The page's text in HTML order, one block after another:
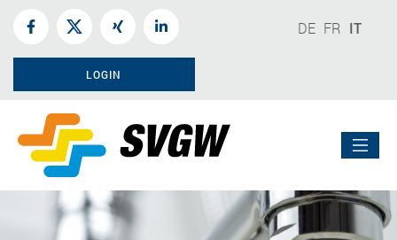
DE FR IT
LOGIN